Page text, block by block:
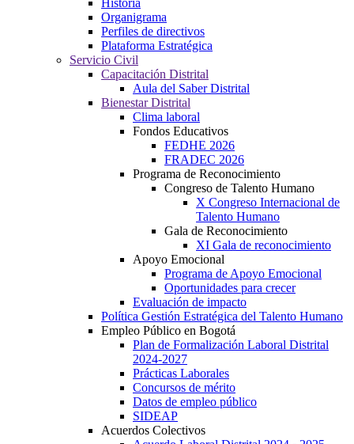
Historia
Organigrama
Perfiles de directivos
Plataforma Estratégica
Servicio Civil
Capacitación Distrital
Aula del Saber Distrital
Bienestar Distrital
Clima laboral
Fondos Educativos
FEDHE 2026
FRADEC 2026
Programa de Reconocimiento
Congreso de Talento Humano
X Congreso Internacional de
Talento Humano
Gala de Reconocimiento
XI Gala de reconocimiento
Apoyo Emocional
Programa de Apoyo Emocional
Oportunidades para crecer
Evaluación de impacto
Política Gestión Estratégica del Talento Humano
Empleo Público en Bogotá
Plan de Formalización Laboral Distrital
2024-2027
Prácticas Laborales
Concursos de mérito
Datos de empleo público
SIDEAP
Acuerdos Colectivos